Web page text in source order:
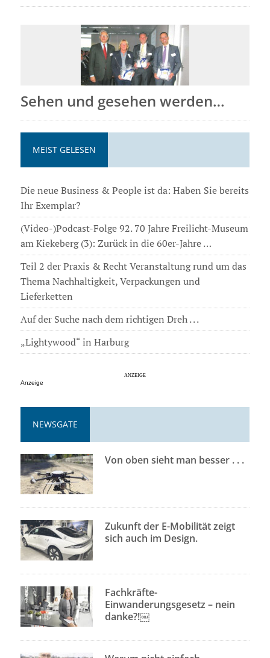
Sehen und gesehen werden…
MEIST GELESEN
Die neue Business & People ist da: Haben Sie bereits
Ihr Exemplar?
(Video-)Podcast-Folge 92. 70 Jahre Freilicht-Museum
am Kiekeberg (3): Zurück in die 60er-Jahre …
Teil 2 der Praxis & Recht Veranstaltung rund um das
Thema Nachhaltigkeit, Verpackungen und
Lieferketten
Auf der Suche nach dem richtigen Dreh . . .
„Lightywood“ in Harburg
Anzeige
NEWSGATE
Von oben sieht man besser . . .
Zukunft der E-Mobilität zeigt
sich auch im Design.
Fachkräfte-
Einwanderungsgesetz – nein
danke?!￼